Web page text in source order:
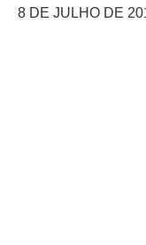
8 DE JULHO DE